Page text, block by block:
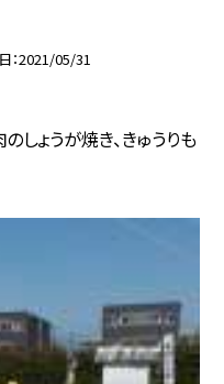
2021/05/31
しょうが焼き、きゅうりも